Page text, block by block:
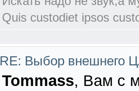
Quis custodiet ipsos
RE: Выбор внешнего
Tommass, Вам с